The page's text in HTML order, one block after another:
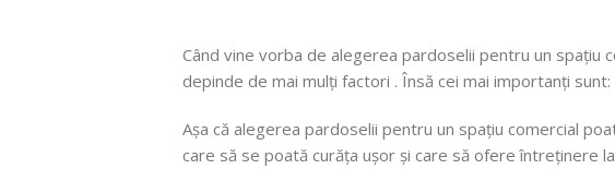
Când vine vorba de alegerea pardoselii pentru un spațiu
depinde de mai mulți factori . Însă cei mai importanți
Așa că alegerea pardoselii pentru un spațiu comercial
care să se poată curăța ușor și care să ofere întreținere